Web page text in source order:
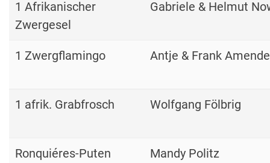
1 Afrikanischer
Zwergesel
Gabriele & Helmut
1 Zwergflamingo Antje & Frank Amende
1 afrik. Grabfrosch Wolfgang Fölbrig
Ronquiéres-Puten
Mandy Politz